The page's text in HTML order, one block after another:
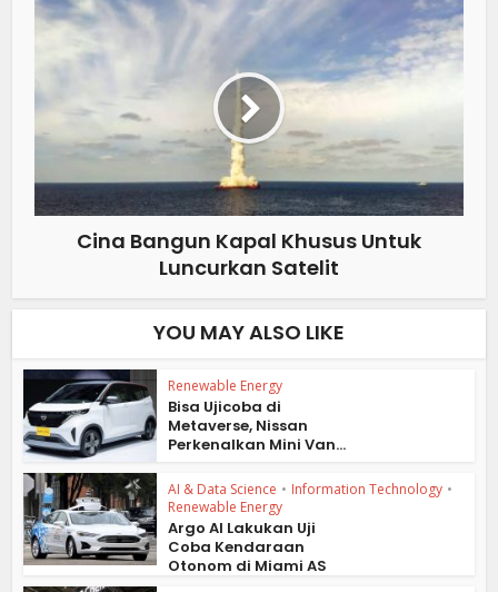
Cina Bangun Kapal Khusus Untuk
Luncurkan Satelit
YOU MAY ALSO LIKE
Renewable Energy
Bisa Ujicoba di
Metaverse, Nissan
Perkenalkan Mini Van...
AI & Data Science • Information Technology •
Renewable Energy
Argo AI Lakukan Uji
Coba Kendaraan
Otonom di Miami AS